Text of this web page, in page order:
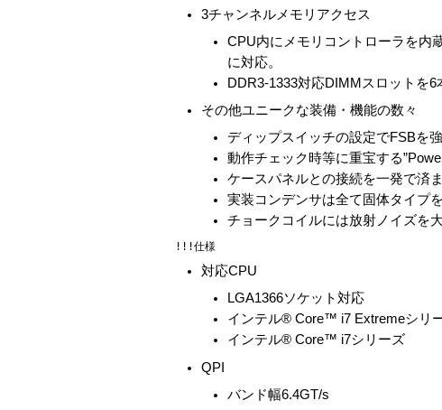
3チャンネルメモリアクセス
CPU内にメモリコントローラを内
に対応。
DDR3-1333対応DIMMスロットを
その他ユニークな装備・機能の数々
ディップスイッチの設定でFSBを
動作チェック時等に重宝する
ケースパネルとの接続を一発で済
実装コンデンサは全て固体タイプ
チョークコイルには放射ノイズを
対応CPU
LGA1366ソケット対応
インテル® Core™ i7 Extremeシリ
インテル® Core™ i7シリーズ
QPI
バンド幅6.4GT/s